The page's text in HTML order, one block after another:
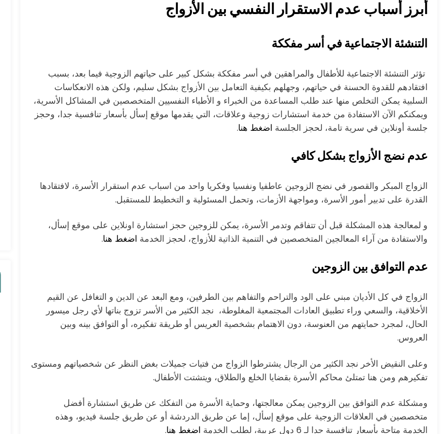
أبرز أسباب عدم الاستقرار النفسي بين الأزواج
التنشئة الاجتماعية في أسر مفككة
تؤثر التنشئة الاجتماعية للأطفال والمراهقين في أسر مفككة بشكل كبير على حياتهم الزوجية فيما بعد، بسبب
افتقادهم للقدوة الحسنة في حياتهم، وجهلهم بكيفية التعامل بين الأزواج بشكل سليم، ولكن هذه الانعكاسات
السلبية يمكن التخلص منها عند طلب المساعدة من الخبراء و الأطباء النفسيين المتخصصين في المشاكل الأسرية،
ويمكنكم الآن الاستفادة من خدمة استشارات زوجية وعلاقات، التي يقدمها موقع إسأل بأسعار تنافسية جدا، وحجز
جلسة أونلاين في سرية تامة، لحجز الجلسة اضغط هنا.
عدم نضج الأزواج بشكل كافي
الزواج المبكر والقصور في نضج الزوجين عاطفيا ونفسيا وفكريا واحد من اسباب عدم استقرار الأسرة، لافتقادها
القدرة على تدبير أمور الأسرة، ومواجهة الأزمات، وتحمل المسئولية و التخطيط للمستقبل.
و لمعالجة هذه المشكلة قبل أن تتفاقم وتدمر الأسرة، يمكن للزوجين حجز استشارة اونلاين على موقع إسأل،
والاستفادة من آراء المعالجين المتخصصين في التنمية الذاتية للأزواج، لحجز الخدمة اضغط هنا.
عدم التوافق بين الزوجين
الزواج في كل الأديان مبني على الود والتراحم والتفاهم بين الطرفين، ومع البعد عن الدين و التغافل عن القيم
الأخلاقية، والسعي وراء تطبيق العادات المجتمعية المغلوطة، نجد الكثير من الأسر تزوج بناتها لأي رجل ميسور
الحال، لمجرد حمايتهم من العنوسة، دون الاهتمام بشخصية العريس أو طريقة تفكيره، أو التوافق بينه وبين
العروس.
وعلى النقيض الأخر نجد الكثير من الرجال يشترطوا الزواج من فتيات جميلات بغض النظر عن شخصياتهم ومستوى
تفكيرهم ومن هنا تمتلئ محاكم الأسرة بقضايا الخلع والطلاق، ويتشتت الأطفال.
ومشكلة عدم التوافق بين الزوجين يمكن معالجتها، وحماية الأسرة من التفكك عن طريق استشارة أفضل
متخصصين في العلاقات الزوجية على موقع إسأل، إما عن طريق الدردشة أو عن طريق جلسة فيديو، وهذه
الخدمة متاحة بأسعار تنافسية جدا لـ 6 دول عربية، لطلب الخدمة
اضغط هنا.